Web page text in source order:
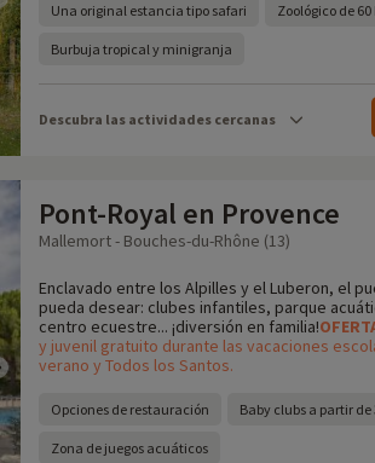
Una original estancia tipo safari Zoológico de
Burbuja tropical y minigranja
Descubra las actividades cercanas
Pont-Royal en Provence
Mallemort - Bouches-du-Rhône (13)
Enclavado entre los Alpilles y el Luberon, el
pueda desear: clubes infantiles, parque
centro ecuestre... ¡diversión en familia!
y juvenil gratuito durante las vacaciones
verano y Todos los Santos.
Opciones de restauración Baby clubs a partir
Zona de juegos acuáticos